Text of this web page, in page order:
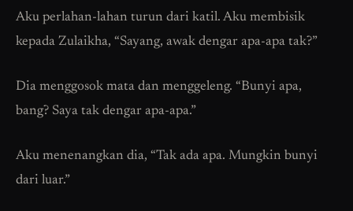
Aku perlahan-lahan turun dari katil. Aku membisik
kepada Zulaikha, “Sayang, awak dengar apa-apa tak?”
Dia menggosok mata dan menggeleng. “Bunyi apa,
bang? Saya tak dengar apa-apa.”
Aku menenangkan dia, “Tak ada apa. Mungkin bunyi
dari luar.”